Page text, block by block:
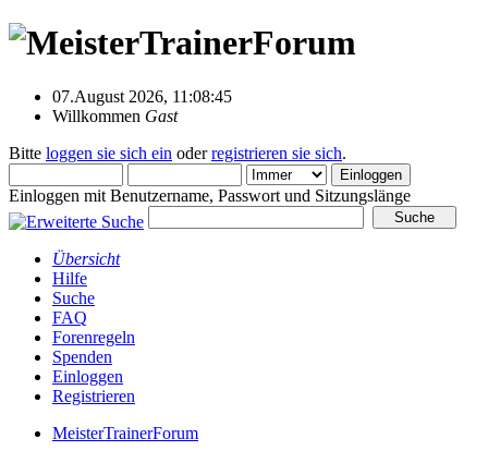
07.August 2026, 11:08:45
Willkommen Gast
Bitte loggen sie sich ein oderregistrieren sie sich.
Einloggen mit Benutzername, Passwort und Sitzungslänge
Übersicht
Hilfe
Suche
FAQ
Forenregeln
Spenden
Einloggen
Registrieren
MeisterTrainerForum